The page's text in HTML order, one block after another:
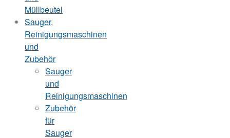
Müllbeutel
Sauger,
Reinigungsmaschinen
und
Zubehör
Sauger
und
Reinigungsmaschinen
Zubehör
für
Sauger